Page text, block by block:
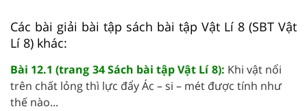
Các bài giải bài tập sách bài tập Vật Lí 8 (SBT Vật
Lí 8) khác:
Bài 12.1 (trang 34 Sách bài tập Vật Lí 8): Khi vật nổi
trên chất lỏng thì lực đẩy Ác – si – mét được tính như
thế nào...